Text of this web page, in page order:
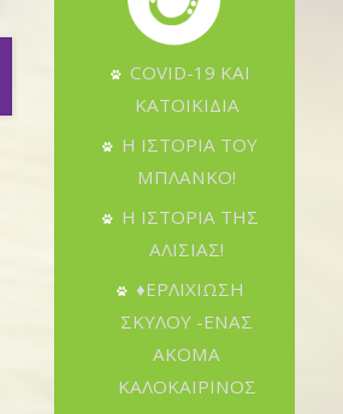
COVID-19 ΚΑΙ
ΚΑΤΟΙΚΙΔΙΑ
Η ΙΣΤΟΡΙΑ ΤΟΥ
ΜΠΛΑΝΚΟ!
Η ΙΣΤΟΡΙΑ ΤΗΣ
ΑΛΙΣΙΑΣ!
♦ΕΡΛΙΧΙΩΣΗ
ΣΚΥΛΟΥ -ΕΝΑΣ
ΑΚΟΜΑ
ΚΑΛΟΚΑΙΡΙΝΟΣ